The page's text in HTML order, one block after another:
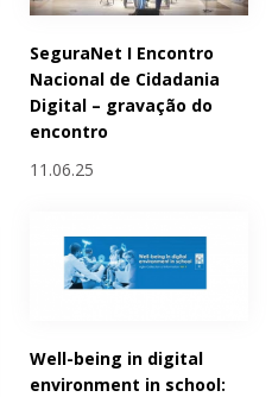
SeguraNet I Encontro
Nacional de Cidadania
Digital – gravação do
encontro
11.06.25
Well-being in digital
environment in school: